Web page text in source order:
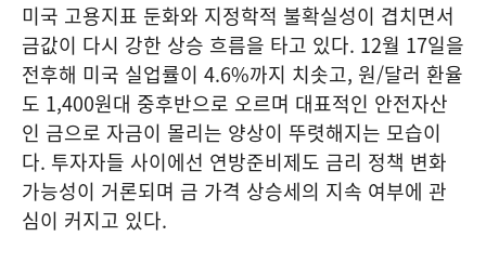
미국 고용지표 둔화와 지정학적 불확실성이 겹치면서
금값이 다시 강한 상승 흐름을 타고 있다. 12월 17일을
전후해 미국 실업률이 4.6%까지 치솟고, 원/달러 환율
도 1,400원대 중후반으로 오르며 대표적인 안전자산
인 금으로 자금이 몰리는 양상이 뚜렷해지는 모습이
다. 투자자들 사이에선 연방준비제도 금리 정책 변화
가능성이 거론되며 금 가격 상승세의 지속 여부에 관
심이 커지고 있다.